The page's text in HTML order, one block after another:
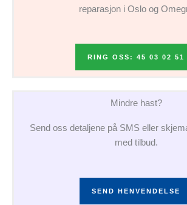
reparasjon i Oslo og
RING OSS: 45 03 02 51
Mindre hast?
Send oss detaljene på SMS eller
med tilbud.
SEND HENVENDELSE